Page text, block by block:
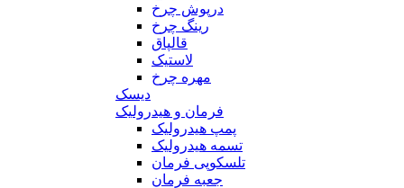
درپوش چرخ
رینگ چرخ
قالپاق
لاستیک
مهره چرخ
دیسک
فرمان و هیدرولیک
پمپ هیدرولیک
تسمه هیدرولیک
تلسکوپی فرمان
جعبه فرمان